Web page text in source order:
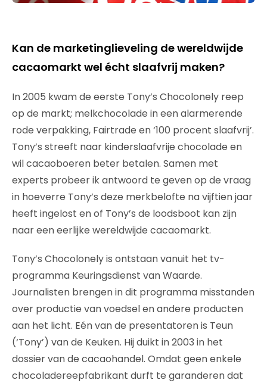
Kan de marketinglieveling de wereldwijde
cacaomarkt wel écht slaafvrij maken?
In 2005 kwam de eerste Tony’s Chocolonely reep
op de markt; melkchocolade in een alarmerende
rode verpakking, Fairtrade en ‘100 procent slaafvrij’.
Tony’s streeft naar kinderslaafvrije chocolade en
wil cacaoboeren beter betalen. Samen met
experts probeer ik antwoord te geven op de vraag
in hoeverre Tony’s deze merkbelofte na vijftien jaar
heeft ingelost en of Tony’s de loodsboot kan zijn
naar een eerlijke wereldwijde cacaomarkt.
Tony’s Chocolonely is ontstaan vanuit het tv-
programma Keuringsdienst van Waarde.
Journalisten brengen in dit programma misstanden
over productie van voedsel en andere producten
aan het licht. Eén van de presentatoren is Teun
(‘Tony’) van de Keuken. Hij duikt in 2003 in het
dossier van de cacaohandel. Omdat geen enkele
chocoladereepfabrikant durft te garanderen dat